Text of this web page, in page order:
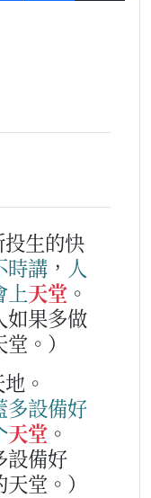
生的快
時講 ， 人
上天堂 。
如果多做
。）
。
多設備好
天堂 。
設備好
堂。）